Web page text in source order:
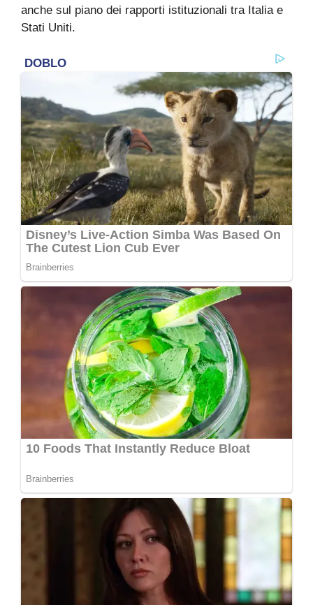
anche sul piano dei rapporti istituzionali tra Italia e
Stati Uniti.